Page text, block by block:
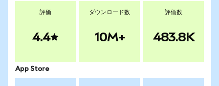
評価
4.4
ダウンロード数
10M+
評価数
483.8K
App Store